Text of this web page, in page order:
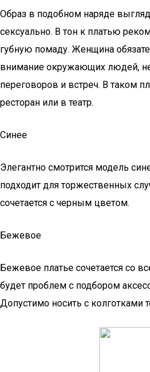
Образ в подобном наряде
сексуально. В тон к платью
губную помаду. Женщина
внимание окружающих людей,
переговоров и встреч. В таком
ресторан или в театр.
Синее
Элегантно смотрится модель
подходит для торжественных
сочетается с черным цветом.
Бежевое
Бежевое платье сочетается со
будет проблем с подбором
Допустимо носить с колготками